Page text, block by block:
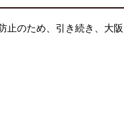
止のため、引き続き、大阪